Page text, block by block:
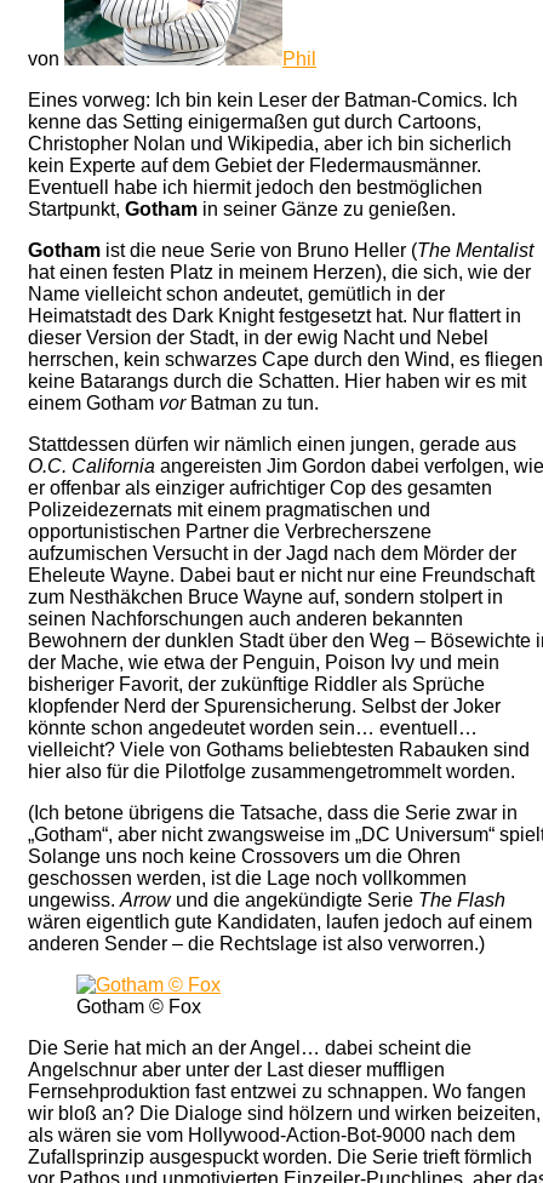
von
Phil
Eines vorweg: Ich bin kein Leser der Batman-Comics. Ich
kenne das Setting einigermaßen gut durch Cartoons,
Christopher Nolan und Wikipedia, aber ich bin sicherlich
kein Experte auf dem Gebiet der Fledermausmänner.
Eventuell habe ich hiermit jedoch den bestmöglichen
Startpunkt, Gotham in seiner Gänze zu genießen.
Gotham ist die neue Serie von Bruno Heller (The Mentalist
hat einen festen Platz in meinem Herzen), die sich, wie der
Name vielleicht schon andeutet, gemütlich in der
Heimatstadt des Dark Knight festgesetzt hat. Nur flattert in
dieser Version der Stadt, in der ewig Nacht und Nebel
herrschen, kein schwarzes Cape durch den Wind, es fliegen
keine Batarangs durch die Schatten. Hier haben wir es mit
einem Gotham vorBatman zu tun.
Stattdessen dürfen wir nämlich einen jungen, gerade aus
O.C. California angereisten Jim Gordon dabei verfolgen, wie
er offenbar als einziger aufrichtiger Cop des gesamten
Polizeidezernats mit einem pragmatischen und
opportunistischen Partner die Verbrecherszene
aufzumischen Versucht in der Jagd nach dem Mörder der
Eheleute Wayne. Dabei baut er nicht nur eine Freundschaft
zum Nesthäkchen Bruce Wayne auf, sondern stolpert in
seinen Nachforschungen auch anderen bekannten
Bewohnern der dunklen Stadt über den Weg – Bösewichte
der Mache, wie etwa der Penguin, Poison Ivy und mein
bisheriger Favorit, der zukünftige Riddler als Sprüche
klopfender Nerd der Spurensicherung. Selbst der Joker
könnte schon angedeutet worden sein… eventuell…
vielleicht? Viele von Gothams beliebtesten Rabauken sind
hier also für die Pilotfolge zusammengetrommelt worden.
(Ich betone übrigens die Tatsache, dass die Serie zwar in
„Gotham“, aber nicht zwangsweise im „DC Universum“
Solange uns noch keine Crossovers um die Ohren
geschossen werden, ist die Lage noch vollkommen
ungewiss. Arrowund die angekündigte Serie The Flash
wären eigentlich gute Kandidaten, laufen jedoch auf einem
anderen Sender – die Rechtslage ist also verworren.)
Gotham © Fox
Die Serie hat mich an der Angel… dabei scheint die
Angelschnur aber unter der Last dieser muffligen
Fernsehproduktion fast entzwei zu schnappen. Wo fangen
wir bloß an? Die Dialoge sind hölzern und wirken beizeiten,
als wären sie vom Hollywood-Action-Bot-9000 nach dem
Zufallsprinzip ausgespuckt worden. Die Serie trieft förmlich
vor Pathos und unmotivierten Einzeiler-Punchlines, aber